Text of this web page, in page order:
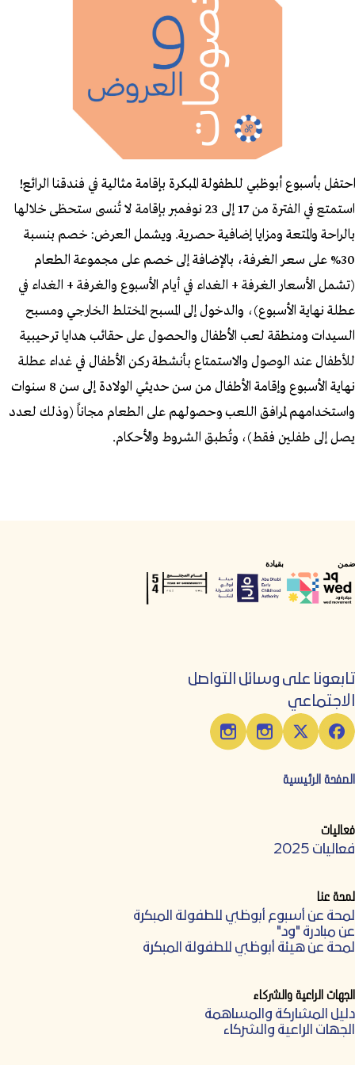
احتفل بأسبوع أبوظبي للطفولة المبكرة بإقامة مثالية في فندقنا الرائع!
استمتع في الفترة من 17 إلى 23 نوفمبر بإقامة لا تُنسى ستحظى خلالها
بالراحة والمتعة ومزايا إضافية حصرية. ويشمل العرض: خصم بنسبة
30% على سعر الغرفة، بالإضافة إلى خصم على مجموعة الطعام
(تشمل الأسعار الغرفة + الغداء في أيام الأسبوع والغرفة + الغداء في
عطلة نهاية الأسبوع)، والدخول إلى المسبح المختلط الخارجي ومسبح
السيدات ومنطقة لعب الأطفال والحصول على حقائب هدايا ترحيبية
للأطفال عند الوصول والاستمتاع بأنشطة ركن الأطفال في غداء عطلة
نهاية الأسبوع وإقامة الأطفال من سن حديثي الولادة إلى سن 8 سنوات
واستخدامهم لمرافق اللعب وحصولهم على الطعام مجاناً (وذلك لعدد
يصل إلى طفلين فقط)، وتُطبق الشروط والأحكام.
ضمن بقيادة
تابعونا على وسائل التواصل
الاجتماعي
الصفحة الرئيسية
فعاليات
فعاليات 2025
لمحة عنا
لمحة عن أسبوع أبوظبي للطفولة المبكرة
عن مبادرة "ود"
لمحة عن هيئة أبوظبي للطفولة المبكرة
الجهات الراعية والشركاء
دليل المشاركة والمساهمة
الجهات الراعية والشركاء